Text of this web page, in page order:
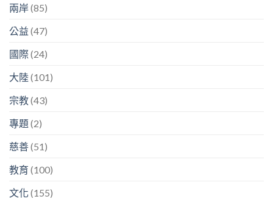
兩岸(85)
公益 (47)
國際(24)
大陸(101)
宗教(43)
專題(2)
慈善(51)
教育 (100)
文化 (155)